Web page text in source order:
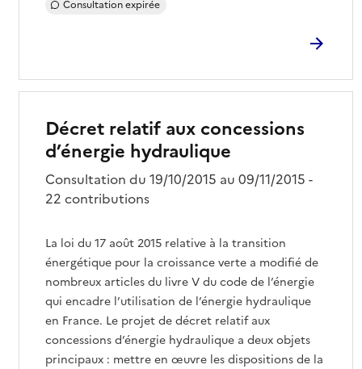
Consultation expirée
Décret relatif aux concessions
d’énergie hydraulique
Consultation du 19/10/2015 au 09/11/2015 -
22 contributions
La loi du 17 août 2015 relative à la transition
énergétique pour la croissance verte a modifié de
nombreux articles du livre V du code de l’énergie
qui encadre l’utilisation de l’énergie hydraulique
en France. Le projet de décret relatif aux
concessions d’énergie hydraulique a deux objets
principaux : mettre en œuvre les dispositions de la